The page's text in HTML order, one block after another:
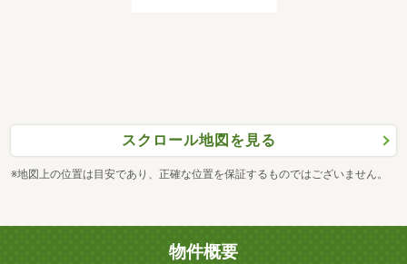
スクロール地図を見る
※地図上の位置は目安であり、正確な位置を保証するものではございません。
物件概要